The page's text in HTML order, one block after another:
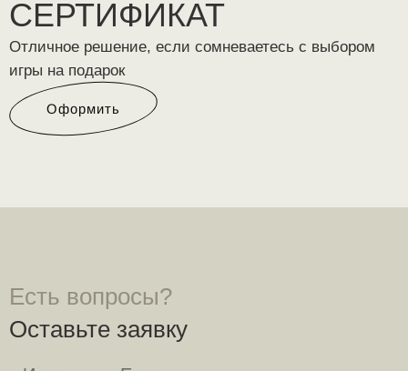
СЕРТИФИКАТ
Отличное решение, если сомневаетесь с выбором
игры на подарок
Оформить
Есть вопросы?
Оставьте заявку